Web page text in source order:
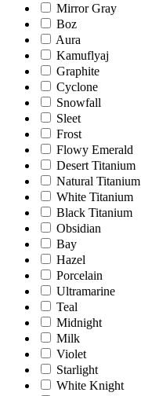
Mirror Gray
Boz
Aura
Kamuflyaj
Graphite
Cyclone
Snowfall
Sleet
Frost
Flowy Emerald
Desert Titanium
Natural Titanium
White Titanium
Black Titanium
Obsidian
Bay
Hazel
Porcelain
Ultramarine
Teal
Midnight
Milk
Violet
Starlight
White Knight